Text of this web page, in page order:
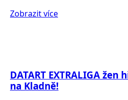
Zobrazit více
DATART EXTRALIGA
na Kladně!